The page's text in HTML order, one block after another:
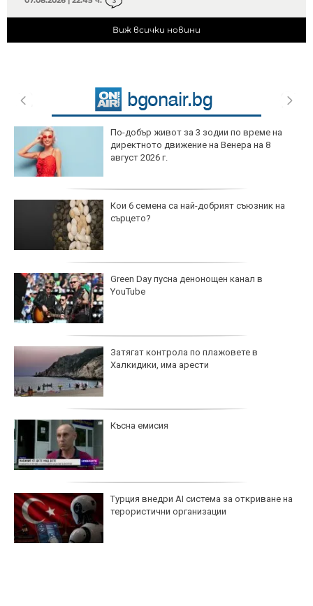
Виж всички новини
По-добър живот за 3 зодии по време на
директното движение на Венера на 8
август 2026 г.
Кои 6 семена са най-добрият съюзник на
сърцето?
Green Day пусна денонощен канал в
YouTube
Затягат контрола по плажовете в
Халкидики, има арести
Късна емисия
Турция внедри AI система за откриване на
терористични организации